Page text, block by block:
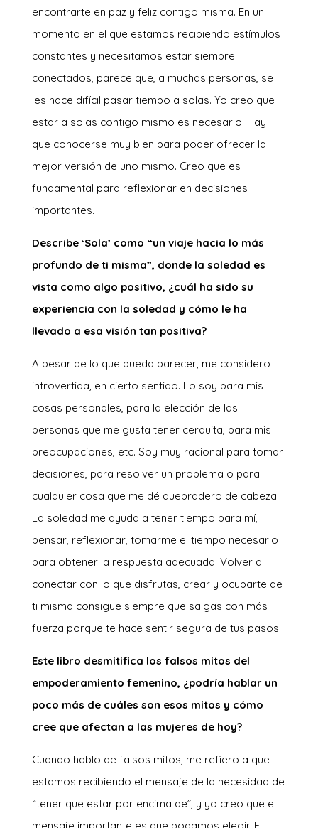
encontrarte en paz y feliz contigo misma. En un
momento en el que estamos recibiendo estímulos
constantes y necesitamos estar siempre
conectados, parece que, a muchas personas, se
les hace difícil pasar tiempo a solas. Yo creo que
estar a solas contigo mismo es necesario. Hay
que conocerse muy bien para poder ofrecer la
mejor versión de uno mismo. Creo que es
fundamental para reflexionar en decisiones
importantes.
Describe ‘Sola’ como “un viaje hacia lo más
profundo de ti misma”, donde la soledad es
vista como algo positivo, ¿cuál ha sido su
experiencia con la soledad y cómo le ha
llevado a esa visión tan positiva?
A pesar de lo que pueda parecer, me considero
introvertida, en cierto sentido. Lo soy para mis
cosas personales, para la elección de las
personas que me gusta tener cerquita, para mis
preocupaciones, etc. Soy muy racional para tomar
decisiones, para resolver un problema o para
cualquier cosa que me dé quebradero de cabeza.
La soledad me ayuda a tener tiempo para mí,
pensar, reflexionar, tomarme el tiempo necesario
para obtener la respuesta adecuada. Volver a
conectar con lo que disfrutas, crear y ocuparte de
ti misma consigue siempre que salgas con más
fuerza porque te hace sentir segura de tus pasos.
Este libro desmitifica los falsos mitos del
empoderamiento femenino, ¿podría hablar un
poco más de cuáles son esos mitos y cómo
cree que afectan a las mujeres de hoy?
Cuando hablo de falsos mitos, me refiero a que
estamos recibiendo el mensaje de la necesidad de
“tener que estar por encima de”, y yo creo que el